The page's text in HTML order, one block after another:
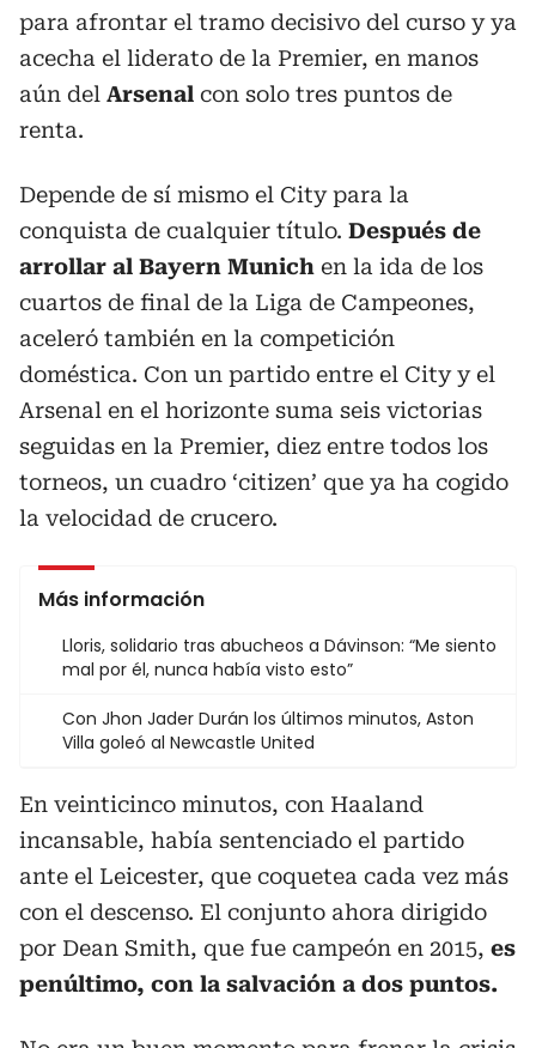
para afrontar el tramo decisivo del curso y ya
acecha el liderato de la Premier, en manos
aún del Arsenal con solo tres puntos de
renta.
Depende de sí mismo el City para la
conquista de cualquier título. Después de
arrollar al Bayern Munich en la ida de los
cuartos de final de la Liga de Campeones,
aceleró también en la competición
doméstica. Con un partido entre el City y el
Arsenal en el horizonte suma seis victorias
seguidas en la Premier, diez entre todos los
torneos, un cuadro ‘citizen’ que ya ha cogido
la velocidad de crucero.
Más información
Lloris, solidario tras abucheos a Dávinson: “Me siento
mal por él, nunca había visto esto”
Con Jhon Jader Durán los últimos minutos, Aston
Villa goleó al Newcastle United
En veinticinco minutos, con Haaland
incansable, había sentenciado el partido
ante el Leicester, que coquetea cada vez más
con el descenso. El conjunto ahora dirigido
por Dean Smith, que fue campeón en 2015, es
penúltimo, con la salvación a dos puntos.